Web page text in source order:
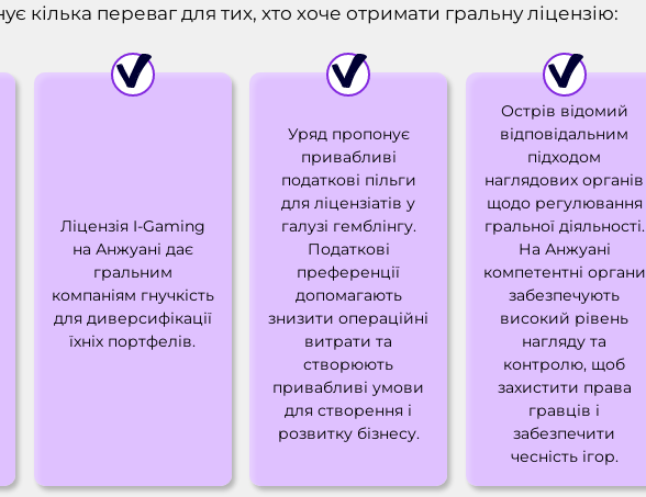
кілька переваг для тих, хто хоче отримати гральну ліцензію:
Ліцензія I-Gaming
на Анжуані дає
гральним
компаніям гнучкість
для диверсифікації
їхніх портфелів.
Уряд пропонує
привабливі
податкові пільги
для ліцензіатів у
галузі гемблінгу.
Податкові
преференції
допомагають
знизити операційні
витрати та
створюють
привабливі умови
для створення і
розвитку бізнесу.
Острів відомий
відповідальним
підходом
наглядових органів
щодо регулювання
гральної діяльності.
На Анжуані
компетентні органи
забезпечують
високий рівень
нагляду та
контролю, щоб
захистити права
гравців і
забезпечити
чесність ігор.